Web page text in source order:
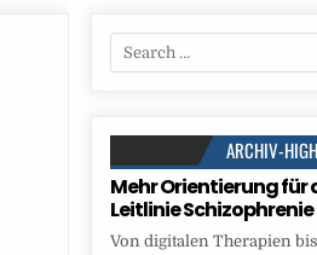
Search
for:
ARCHIV-
Mehr Orientierung für
Leitlinie
Von digitalen Therapien